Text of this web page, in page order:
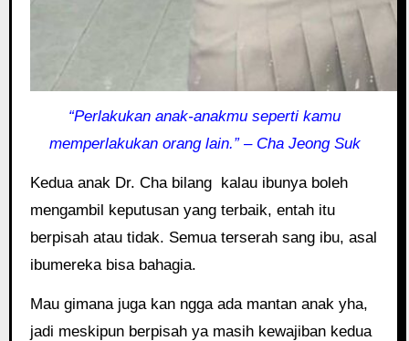
“Perlakukan anak-anakmu seperti kamu
memperlakukan orang lain.” – Cha Jeong Suk
Kedua anak Dr. Cha bilang kalau ibunya boleh
mengambil keputusan yang terbaik, entah itu
berpisah atau tidak. Semua terserah sang ibu, asal
ibumereka bisa bahagia.
Mau gimana juga kan ngga ada mantan anak yha,
jadi meskipun berpisah ya masih kewajiban kedua